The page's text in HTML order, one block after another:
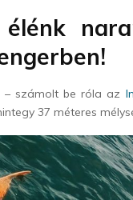
– számolt be róla az
37 méteres